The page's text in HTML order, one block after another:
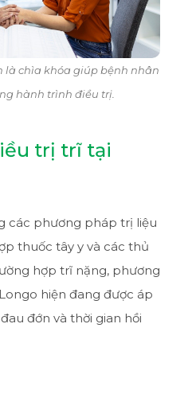
là chìa khóa giúp bệnh nhân
hành trình điều trị.
trị trĩ tại
các phương pháp trị liệu
thuốc tây y và các thủ
hợp trĩ nặng, phương
hiện đang được áp
đớn và thời gian hồi